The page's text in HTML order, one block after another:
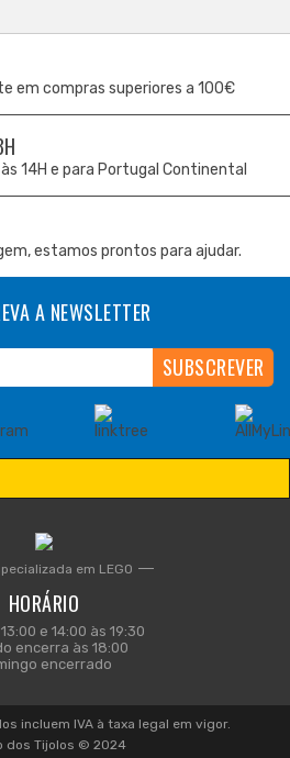
em compras superiores a 100€
14H e para Portugal Continental
estamos prontos para ajudar.
A NEWSLETTER
em LEGO
HORÁRIO
e 14:00 às 19:30
encerra às 18:00
encerrado
incluem IVA à taxa legal em vigor.
dos Tijolos © 2024